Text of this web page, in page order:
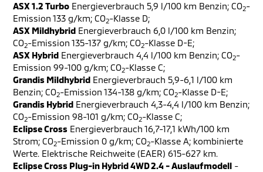
ASX 1.2 Turbo Energieverbrauch 5,9 l/100 km Benzin; CO2-
Emission 133 g/km; CO2-Klasse D;
ASX Mildhybrid Energieverbrauch 6,0 l/100 km Benzin;
CO2-Emission 135-137 g/km; CO2-Klasse D-E;
ASX Hybrid Energieverbrauch 4,4 l/100 km Benzin; CO2-
Emission 99-100 g/km; CO2-Klasse C;
Grandis Mildhybrid Energieverbrauch 5,9-6,1 l/100 km
Benzin; CO2-Emission 134-138 g/km; CO2-Klasse D-E;
Grandis Hybrid Energieverbrauch 4,3-4,4 l/100 km Benzin;
CO2-Emission 98-101 g/km; CO2-Klasse C;
Eclipse Cross Energieverbrauch 16,7-17,1 kWh/100 km
Strom; CO2-Emission 0 g/km; CO2-Klasse A; kombinierte
Werte. Elektrische Reichweite (EAER) 615-627 km.
Eclipse Cross Plug-in Hybrid 4WD 2.4 - Auslaufmodell -